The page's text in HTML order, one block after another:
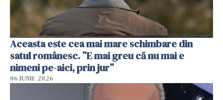
Aceasta este cea mai mare schimbare din
satul românesc. ”E mai greu că nu mai e
nimeni pe-aici, prin jur”
06 IUNIE 2026